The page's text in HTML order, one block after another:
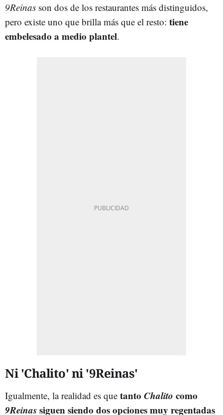
9Reinas son dos de los restaurantes más distinguidos,
pero existe uno que brilla más que el resto: tiene
embelesado a medio plantel.
Ni 'Chalito' ni '9Reinas'
Igualmente, la realidad es que tanto Chalito como
9Reinassiguen siendo dos opciones muy regentadas